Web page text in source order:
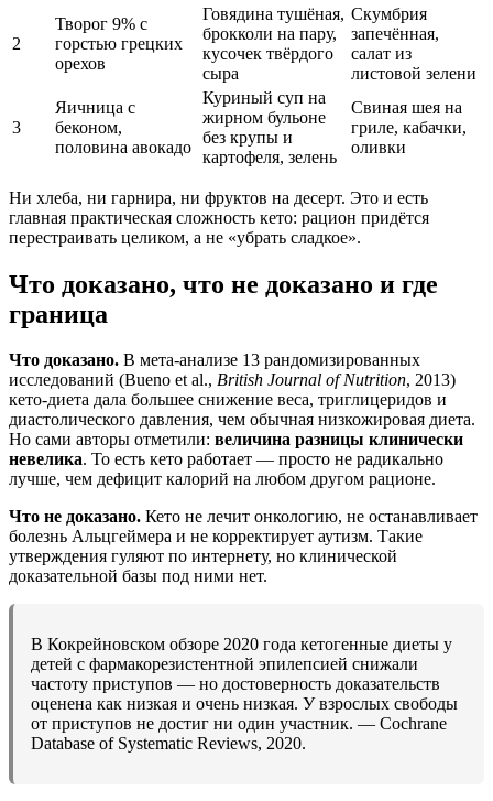
2
Творог 9% с
горстью грецких
орехов
Говядина тушёная,
брокколи на пару,
кусочек твёрдого
сыра
Скумбрия
запечённая,
салат из
листовой зелени
3
Яичница с
беконом,
половина авокадо
Куриный суп на
жирном бульоне
без крупы и
картофеля, зелень
Свиная шея на
гриле, кабачки,
оливки
Ни хлеба, ни гарнира, ни фруктов на десерт. Это и есть
главная практическая сложность кето: рацион придётся
перестраивать целиком, а не «убрать сладкое».
Что доказано, что не доказано и где
граница
Что доказано. В мета-анализе 13 рандомизированных
исследований (Bueno et al., British Journal of Nutrition, 2013)
кето-диета дала большее снижение веса, триглицеридов и
диастолического давления, чем обычная низкожировая диета.
Но сами авторы отметили: величина разницы клинически
невелика. То есть кето работает — просто не радикально
лучше, чем дефицит калорий на любом другом рационе.
Что не доказано. Кето не лечит онкологию, не останавливает
болезнь Альцгеймера и не корректирует аутизм. Такие
утверждения гуляют по интернету, но клинической
доказательной базы под ними нет.
В Кокрейновском обзоре 2020 года кетогенные диеты у
детей с фармакорезистентной эпилепсией снижали
частоту приступов — но достоверность доказательств
оценена как низкая и очень низкая. У взрослых свободы
от приступов не достиг ни один участник. — Cochrane
Database of Systematic Reviews, 2020.